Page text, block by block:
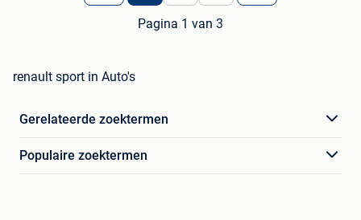
Pagina 1 van 3
renault sport in Auto's
Gerelateerde zoektermen
Populaire zoektermen